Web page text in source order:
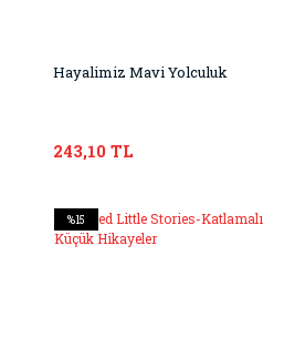
Hayalimiz Mavi Yolculuk
243,10 TL
%15